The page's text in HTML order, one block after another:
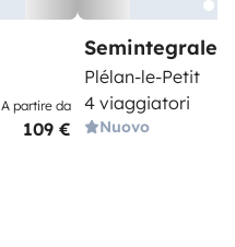
A partire da
109 €
Semintegrale
Plélan-le-Petit
4 viaggiatori
Nuovo